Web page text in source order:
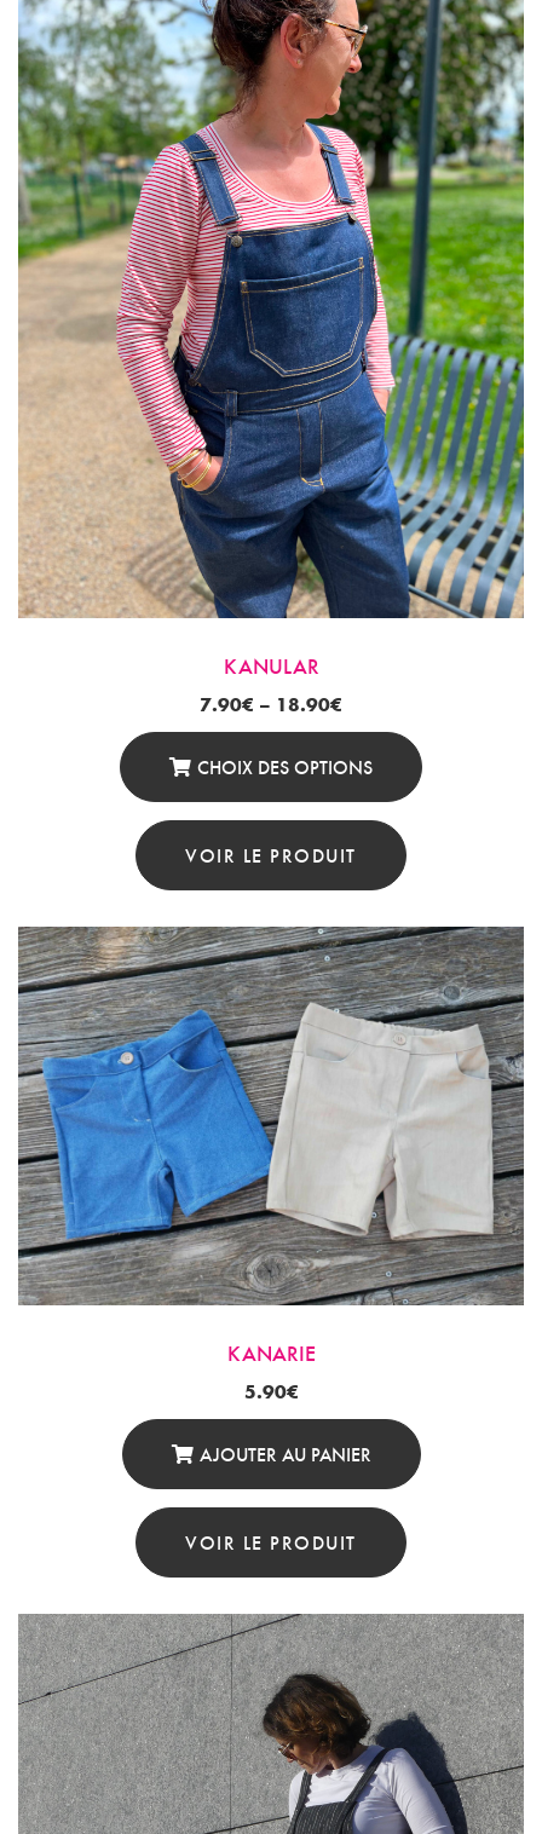
Les
Options
Peuvent
Être
Choisies
Sur
La
Page
Du
Produit
KANULAR
7.90€ – 18.90€
CHOIX DES OPTIONS
Ce
Variations.
Les
Options
Peuvent
Être
Choisies
La
Page
Du
Produit
VOIR LE PRODUIT
KANARIE
5.90€
AJOUTER AU PANIER
VOIR LE PRODUIT